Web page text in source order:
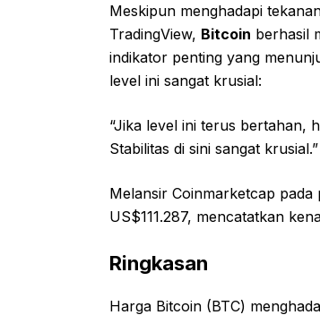
Meskipun menghadapi
TradingView, Bitcoin berhasil
indikator penting yang
level ini sangat krusial:
“Jika level ini terus bertahan,
Stabilitas di sini sangat krusial.”
Melansir Coinmarketcap pada
US$111.287, mencatatkan
Ringkasan
Harga Bitcoin (BTC)